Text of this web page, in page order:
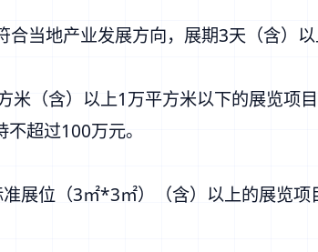
合当地产业发展方向，展期3天（含）以
米（含）以上1万平方米以下的展览项
超过100万元。
展位（3㎡*3㎡）（含）以上的展览